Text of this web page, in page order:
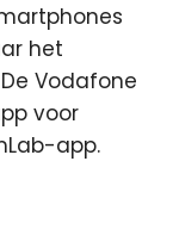
het
Vodafone
voor
app.